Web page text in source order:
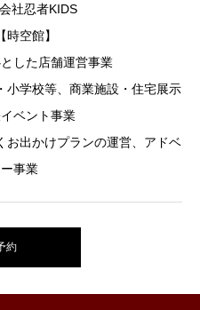
社忍者KIDS
時空館】
した店舗運営事業
小学校等、商業施設・住宅展示
ベント事業
お出かけプランの運営、アドベ
事業
約